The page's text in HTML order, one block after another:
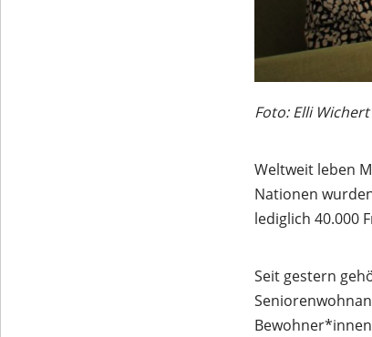
Foto: Elli
Weltweit leben
Nationen
lediglich 40.000
Seit gestern